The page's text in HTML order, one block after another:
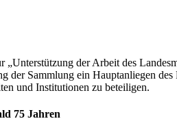
„Unterstützung der Arbeit des
Sammlung ein Hauptanliegen
und Institutionen zu beteiligen.
75 Jahren